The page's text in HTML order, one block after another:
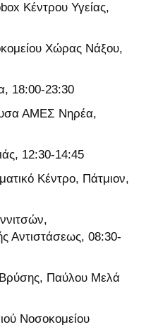
Κέντρου Υγείας,
Χώρας Νάξου,
18:00-23:30
ΑΜΕΣ Νηρέα,
12:30-14:45
Κέντρο, Πάτμιον,
Αντιστάσεως, 08:30-
Παύλου Μελά
Νοσοκομείου